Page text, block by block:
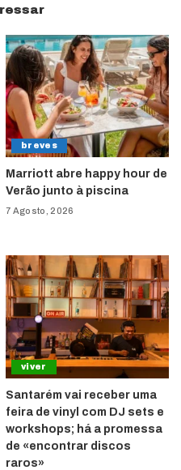
breves
Marriott abre happy hour de
Verão junto à piscina
7 Agosto, 2026
viver
Santarém vai receber uma
feira de vinyl com DJ sets e
workshops; há a promessa
de «encontrar discos
raros»